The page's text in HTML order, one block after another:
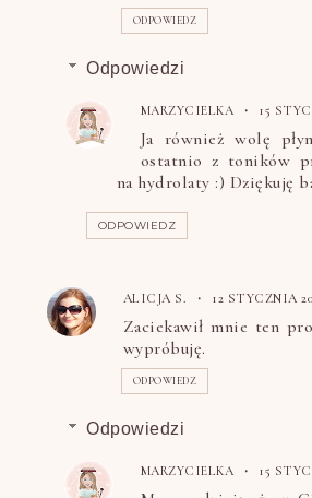
ODPOWIEDZ
Odpowiedzi
MARZYCIELKA 15
Ja również wolę
ostatnio z toników
na hydrolaty :) Dziękuję
ODPOWIEDZ
ALICJA S. 12 STYCZNIA
Zaciekawił mnie ten
wypróbuję.
ODPOWIEDZ
Odpowiedzi
MARZYCIELKA 15